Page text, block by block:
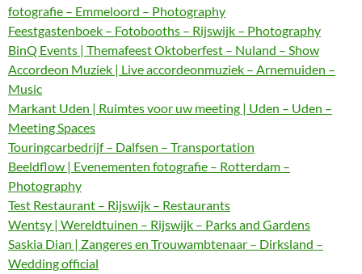
fotografie – Emmeloord – Photography
Feestgastenboek – Fotobooths – Rijswijk – Photography
BinQ Events | Themafeest Oktoberfest – Nuland – Show
Accordeon Muziek | Live accordeonmuziek – Arnemuiden –
Music
Markant Uden | Ruimtes voor uw meeting | Uden – Uden –
Meeting Spaces
Touringcarbedrijf – Dalfsen – Transportation
Beeldflow | Evenementen fotografie – Rotterdam –
Photography
Test Restaurant – Rijswijk – Restaurants
Wentsy | Wereldtuinen – Rijswijk – Parks and Gardens
Saskia Dian | Zangeres en Trouwambtenaar – Dirksland –
Wedding official